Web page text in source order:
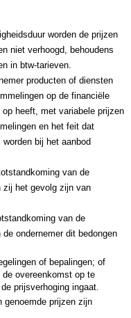
worden de prijzen
niet verhoogd, behoudens
in btw-tarieven.
producten of diensten
op de financiële
heeft, met variabele prijzen
en het feit dat
bij het aanbod
van de
zij het gevolg zijn van
van de
ondernemer dit bedongen
of bepalingen; of
overeenkomst op te
prijsverhoging ingaat.
genoemde prijzen zijn